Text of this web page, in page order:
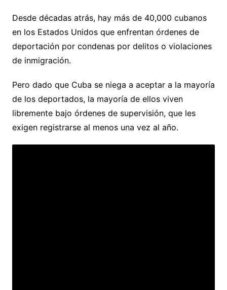
Desde décadas atrás, hay más de 40,000 cubanos
en los Estados Unidos que enfrentan órdenes de
deportación por condenas por delitos o violaciones
de inmigración.
Pero dado que Cuba se niega a aceptar a la mayoría
de los deportados, la mayoría de ellos viven
libremente bajo órdenes de supervisión, que les
exigen registrarse al menos una vez al año.